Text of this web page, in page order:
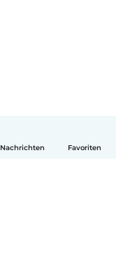
Nachrichten Favoriten